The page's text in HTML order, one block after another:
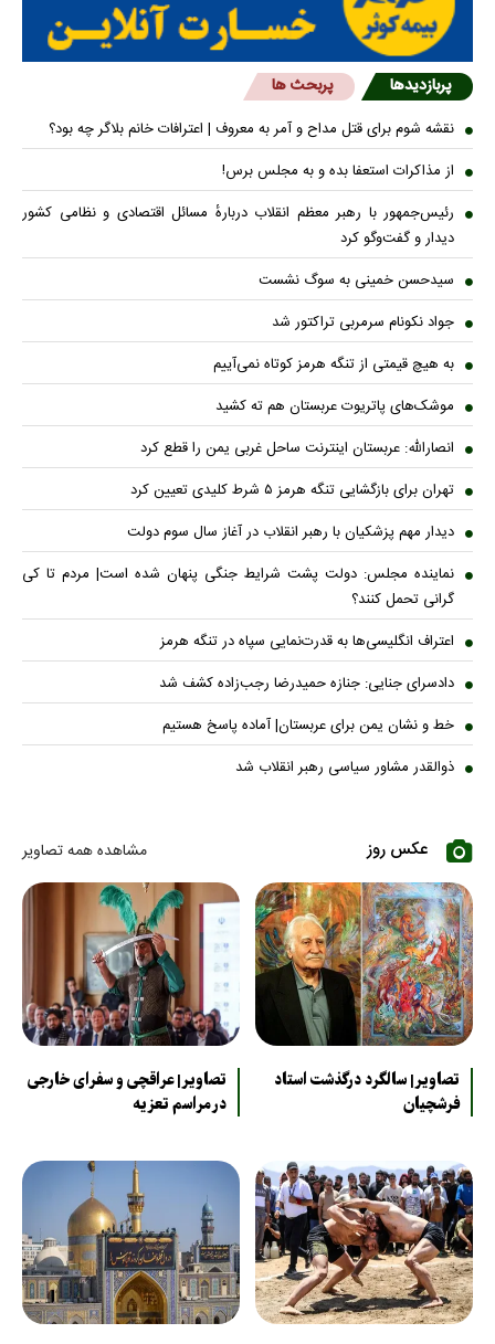
پربازدیدها پربحث ها
نقشه شوم برای قتل مداح و آمر به معروف | اعترافات خانم بلاگر چه بود؟
از مذاکرات استعفا بده و به مجلس برس!
رئیس‌جمهور با رهبر معظم انقلاب دربارهٔ مسائل اقتصادی و نظامی کشور
دیدار و گفت‌و‌گو کرد
سیدحسن خمینی به سوگ نشست
جواد نکونام سرمربی تراکتور شد
به هیچ قیمتی از تنگه هرمز کوتاه نمی‌آییم
موشک‌های پاتریوت عربستان هم ته‌ کشید
انصارالله: عربستان اینترنت ساحل غربی یمن را قطع کرد
تهران برای بازگشایی تنگه هرمز ۵ شرط کلیدی تعیین کرد
دیدار مهم پزشکیان با رهبر انقلاب در آغاز سال سوم دولت
نماینده مجلس: دولت پشت شرایط جنگی پنهان شده است| مردم تا کی
گرانی تحمل کنند؟
اعتراف انگلیسی‌ها به قدرت‌نمایی سپاه در تنگه هرمز
دادسرای جنایی: جنازه حمیدرضا رجب‌زاده کشف شد
خط و نشان یمن برای عربستان| آماده پاسخ هستیم
ذوالقدر مشاور سیاسی رهبر انقلاب شد
عکس روز مشاهده همه تصاویر
تصاویر| سالگرد درگذشت استاد
فرشچیان
تصاویر| عراقچی و سفرای خارجی
در مراسم تعزیه